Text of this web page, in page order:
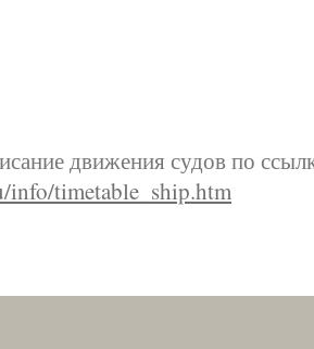
движения судов по
info/timetable_ship.htm